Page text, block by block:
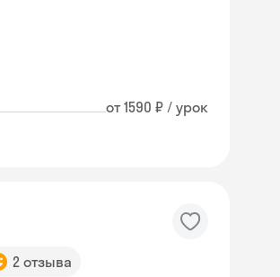
от 1590 ₽ / урок
2 отзыва